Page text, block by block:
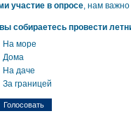
участие в опросе, нам
собираетесь провести
На море
Дома
На даче
За границей